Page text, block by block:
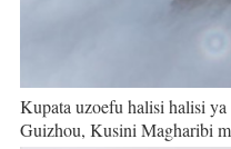
Kupata uzoefu halisi halisi
Guizhou, Kusini Magharibi